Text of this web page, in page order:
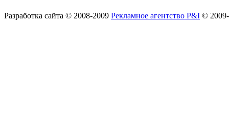
Разработка сайта © 2008-2009 Рекламное агентство P&I ©